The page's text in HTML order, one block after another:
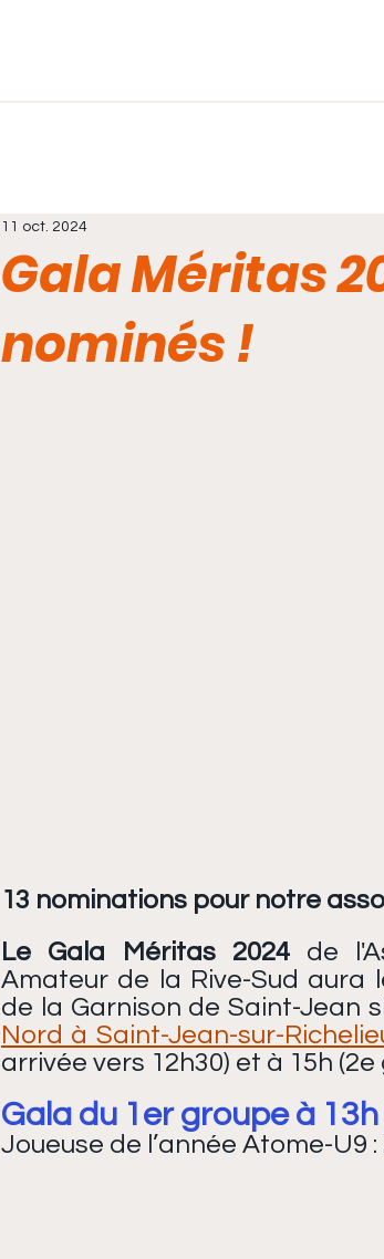
Gala Méritas
nominés !
11 oct. 2024
13 nominations pour notre
Le Gala Méritas 2024 de
Amateur de la Rive-Sud aura
de la Garnison de Saint-Jean
Nord à Saint-Jean-sur-
arrivée vers 12h30) et à 15h
Gala du 1er groupe à
Joueuse de l’année Atome-U9 :